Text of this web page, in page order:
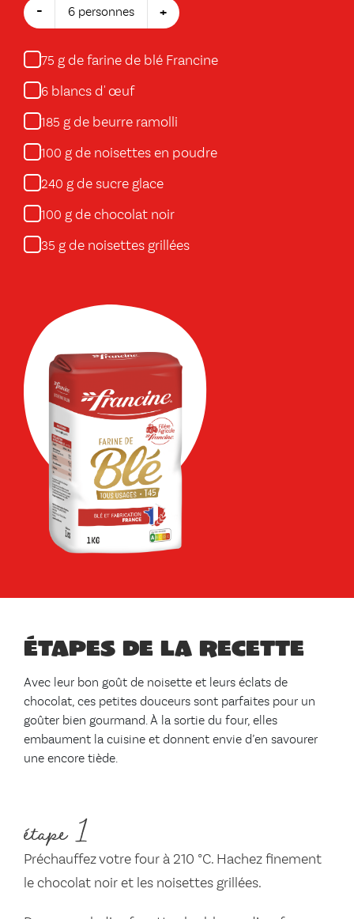
- 6 personnes +
75 g de farine de blé Francine
6 blancs d' œuf
185 g de beurre ramolli
100 g de noisettes en poudre
240 g de sucre glace
100 g de chocolat noir
35 g de noisettes grillées
Étapes de la recette
Avec leur bon goût de noisette et leurs éclats de
chocolat, ces petites douceurs sont parfaites pour un
goûter bien gourmand. À la sortie du four, elles
embaument la cuisine et donnent envie d’en savourer
une encore tiède.
étape 1
Préchauffez votre four à 210 °C. Hachez finement
le chocolat noir et les noisettes grillées.